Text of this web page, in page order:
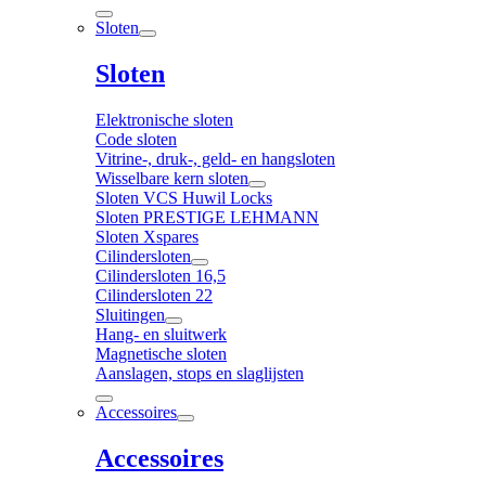
Sloten
Sloten
Elektronische sloten
Code sloten
Vitrine-, druk-, geld- en hangsloten
Wisselbare kern sloten
Sloten VCS Huwil Locks
Sloten PRESTIGE LEHMANN
Sloten Xspares
Cilindersloten
Cilindersloten 16,5
Cilindersloten 22
Sluitingen
Hang- en sluitwerk
Magnetische sloten
Aanslagen, stops en slaglijsten
Accessoires
Accessoires